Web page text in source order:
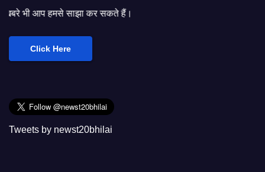
कर सकते हैं।
Click Here
Tweets by newst20bhilai